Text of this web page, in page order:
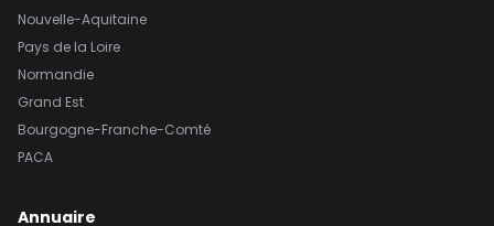
Nouvelle-Aquitaine
Pays de la Loire
Normandie
Grand Est
Bourgogne-Franche-Comté
PACA
Annuaire